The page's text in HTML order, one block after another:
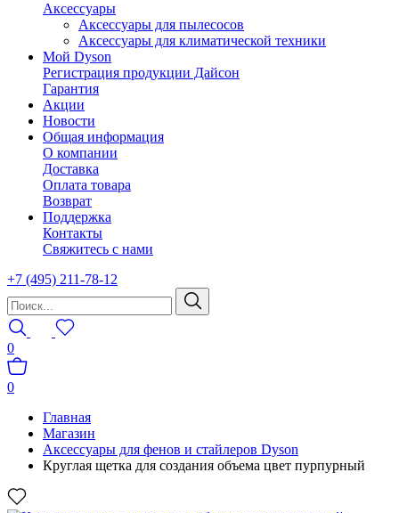
Аксессуары
Аксессуары для пылесосов
Аксессуары для климатической техники
Мой Dyson
Регистрация продукции Дайсон
Гарантия
Акции
Новости
Общая информация
О компании
Доставка
Оплата товара
Возврат
Поддержка
Контакты
Свяжитесь с нами
+7 (495) 211-78-12
0
0
Главная
Магазин
Аксессуары для фенов и стайлеров Dyson
Круглая щетка для создания объема цвет пурпурный